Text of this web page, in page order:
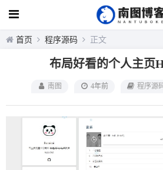
首页 程序源码 正文
布局好看的个人主页
南图 4年前 程序源